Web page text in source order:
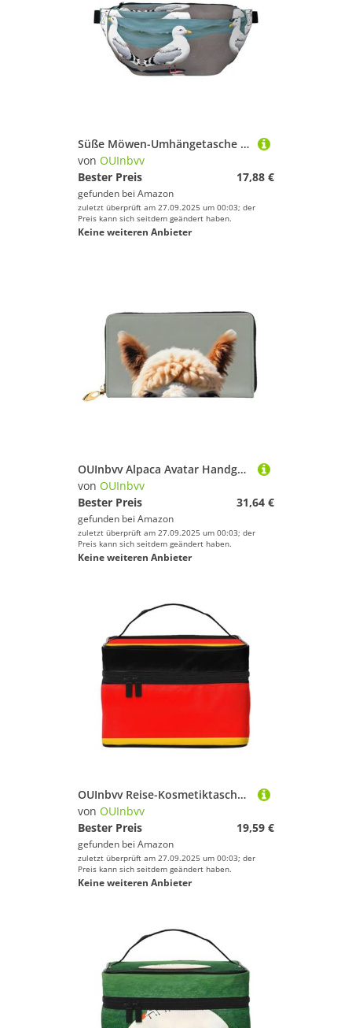
Süße Möwen-Umhängetasche mit mehreren Taschen, leicht zu tragen, geeignet für Sport, Reisen und den täglichen Gebrauch.
von OUInbvv
Bester Preis
17,88 €
gefunden bei Amazon
zuletzt überprüft am 27.09.2025 um 00:03; der
Preis kann sich seitdem geändert haben.
Keine weiteren Anbieter
OUInbvv Alpaca Avatar Handgeldbörse mit Metall-Reißverschluss, Passbuch und Scheckhalter, weiches, leichtes Design, Fächer
von OUInbvv
Bester Preis
31,64 €
gefunden bei Amazon
zuletzt überprüft am 27.09.2025 um 00:03; der
Preis kann sich seitdem geändert haben.
Keine weiteren Anbieter
OUInbvv Reise-Kosmetiktasche mit Deutschland-Flagge, Organizer mit mehreren Fächern, großes Fassungsvermögen, Polyester-Twill-Tasche für Fitnessstudio, Camping und Geschäftsreisen
von OUInbvv
Bester Preis
19,59 €
gefunden bei Amazon
zuletzt überprüft am 27.09.2025 um 00:03; der
Preis kann sich seitdem geändert haben.
Keine weiteren Anbieter